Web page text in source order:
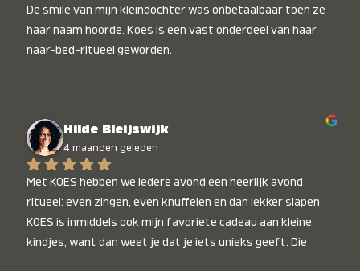
De smile van mijn kleindochter was onbetaalbaar toen ze
haar naam hoorde. Koes is een vast onderdeel van haar
naar-bed-ritueel geworden.
Hilde Bleijswijk
4 maanden geleden
Met KOES hebben we iedere avond een heerlijk avond
ritueel: even zingen, even knuffelen en dan lekker slapen.
KOES is inmiddels ook mijn favoriete cadeau aan kleine
kindjes, want dan weet je dat je iets unieks geeft. Die